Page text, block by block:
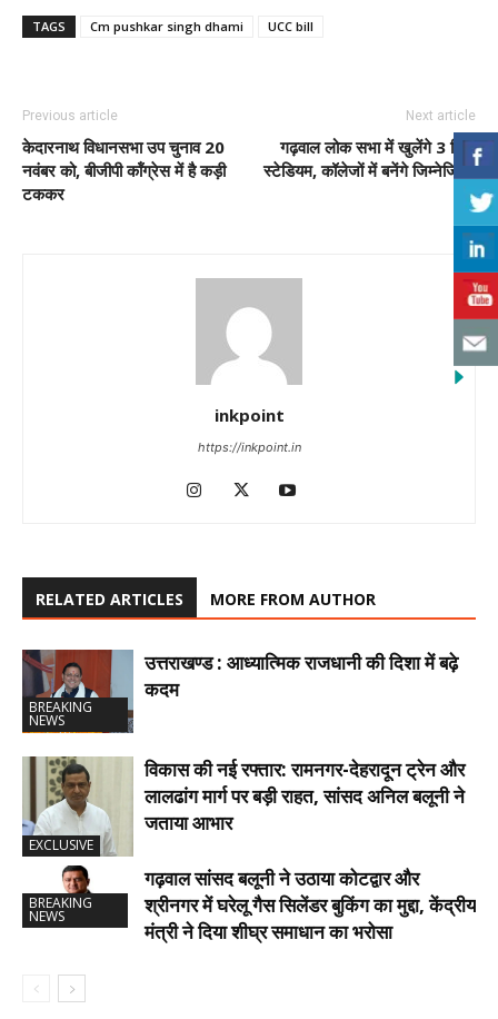
TAGS Cm pushkar singh dhami UCC bill
Previous article
केदारनाथ विधानसभा उप चुनाव 20
नवंबर को, बीजीपी कॉंग्रेस में है कड़ी
टककर
Next article
गढ़वाल लोक सभा में खुलेंगे 3 मिनी
स्टेडियम, कॉलेजों में बनेंगे जिम्नेजियम
inkpoint
https://inkpoint.in
RELATED ARTICLES MORE FROM AUTHOR
BREAKING
NEWS
उत्तराखण्ड : आध्यात्मिक राजधानी की दिशा में बढ़े
कदम
EXCLUSIVE
विकास की नई रफ्तार: रामनगर-देहरादून ट्रेन और
लालढांग मार्ग पर बड़ी राहत, सांसद अनिल बलूनी ने
जताया आभार
BREAKING
NEWS
गढ़वाल सांसद बलूनी ने उठाया कोटद्वार और
श्रीनगर में घरेलू गैस सिलेंडर बुकिंग का मुद्दा, केंद्रीय
मंत्री ने दिया शीघ्र समाधान का भरोसा